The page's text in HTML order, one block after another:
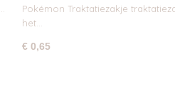
Pokémon Traktatiezakje
het…
€ 0,65